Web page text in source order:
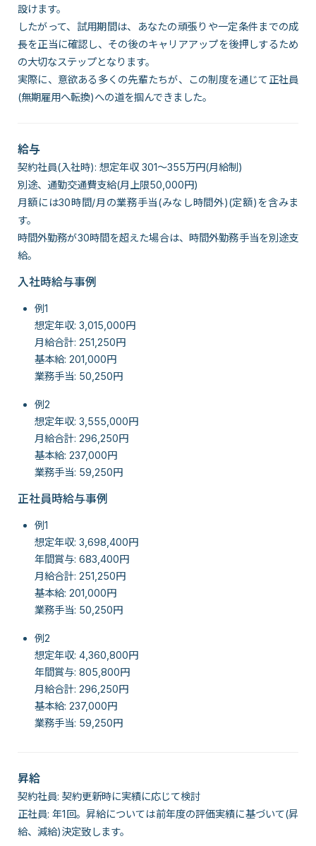
設けます。
したがって、試用期間は、あなたの頑張りや一定条件までの成
長を正当に確認し、その後のキャリアアップを後押しするため
の大切なステップとなります。
実際に、意欲ある多くの先輩たちが、この制度を通じて正社員
(無期雇用へ転換)への道を掴んできました。
給与
契約社員(入社時): 想定年収 301～355万円(月給制)
別途、通勤交通費支給(月上限50,000円)
月額には30時間/月の業務手当(みなし時間外)(定額)を含みま
す。
時間外勤務が30時間を超えた場合は、時間外勤務手当を別途支
給。
入社時給与事例
例1
想定年収: 3,015,000円
月給合計: 251,250円
基本給: 201,000円
業務手当: 50,250円
例2
想定年収: 3,555,000円
月給合計: 296,250円
基本給: 237,000円
業務手当: 59,250円
正社員時給与事例
例1
想定年収: 3,698,400円
年間賞与: 683,400円
月給合計: 251,250円
基本給: 201,000円
業務手当: 50,250円
例2
想定年収: 4,360,800円
年間賞与: 805,800円
月給合計: 296,250円
基本給: 237,000円
業務手当: 59,250円
昇給
契約社員: 契約更新時に実績に応じて検討
正社員: 年1回。昇給については前年度の評価実績に基づいて(昇
給、減給)決定致します。